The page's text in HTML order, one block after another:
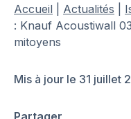
Accueil Actualités
: Knauf Acoustiwall
mitoyens ​
Mis à jour le 31 juillet
Partager